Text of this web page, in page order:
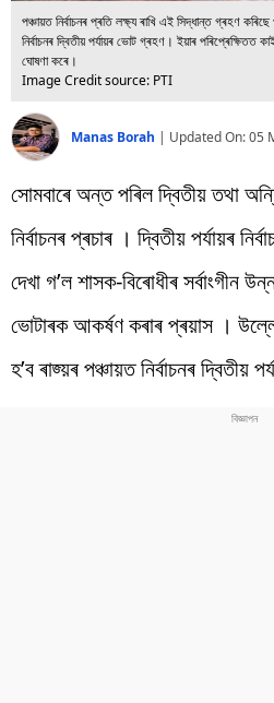
পঞ্চায়ত নিৰ্বাচনৰ প্ৰতি লক্ষ্য ৰাখি এই সিদ্ধান্ত গ্ৰহণ
নিৰ্বাচনৰ দ্বিতীয় পৰ্যায়ৰ ভোট গ্ৰহণ। ইয়াৰ পৰিপ্ৰেক্ষিতত
ঘোষণা কৰে।
Image Credit source: PTI
Manas Borah | Updated On:05
সোমবাৰে অন্ত পৰিল দ্বিতীয় তথা
নিৰ্বাচনৰ প্ৰচাৰ । দ্বিতীয় পৰ্যায়ৰ
দেখা গ’ল শাসক-বিৰোধীৰ সৰ্বাংগীন
ভোটাৰক আকৰ্ষণ কৰাৰ প্ৰয়াস ।
হ’ব ৰাজ্য়ৰ পঞ্চায়ত নিৰ্বাচনৰ দ্বিতীয়